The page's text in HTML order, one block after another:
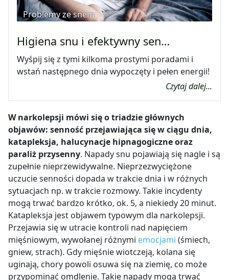
Problemy ze snem
Higiena snu i efektywny sen…
Wyśpij się z tymi kilkoma prostymi poradami i
wstań następnego dnia wypoczęty i pełen energii!
Czytaj dalej...
W narkolepsji mówi się o triadzie głównych
objawów: senność przejawiająca się w ciągu dnia,
katapleksja, halucynacje hipnagogiczne oraz
paraliż przysenny. Napady snu pojawiają się nagle i są
zupełnie nieprzewidywalne. Nieprzezwyciężone
uczucie senności dopada w trakcie dnia i w różnych
sytuacjach np. w trakcie rozmowy. Takie incydenty
mogą trwać bardzo krótko, ok. 5, a niekiedy 20 minut.
Katapleksja jest objawem typowym dla narkolepsji.
Przejawia się w utracie kontroli nad napięciem
mięśniowym, wywołanej różnymi emocjami (śmiech,
gniew, strach). Gdy mięśnie wiotczeją, kolana się
uginają, chory powoli osuwa się na ziemię, co może
przypominać omdlenie. Takie napady mogą trwać